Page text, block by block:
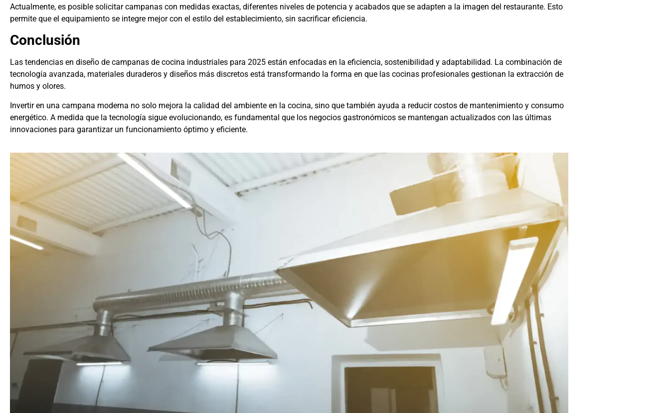
Actualmente, es posible solicitar campanas con medidas exactas, diferentes niveles de potencia y acabados que se adapten a la imagen del restaurante. Esto
permite que el equipamiento se integre mejor con el estilo del establecimiento, sin sacrificar eficiencia.
Conclusión
Las tendencias en diseño de campanas de cocina industriales para 2025 están enfocadas en la eficiencia, sostenibilidad y adaptabilidad. La combinación de
tecnología avanzada, materiales duraderos y diseños más discretos está transformando la forma en que las cocinas profesionales gestionan la extracción de
humos y olores.
Invertir en una campana moderna no solo mejora la calidad del ambiente en la cocina, sino que también ayuda a reducir costos de mantenimiento y consumo
energético. A medida que la tecnología sigue evolucionando, es fundamental que los negocios gastronómicos se mantengan actualizados con las últimas
innovaciones para garantizar un funcionamiento óptimo y eficiente.